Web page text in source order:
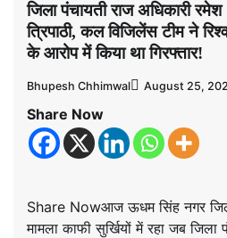
जिला पंचायती राज अधिकारी रमेश
त्रिपाठी, कल विजिलेंस टीम ने
के आरोप में किया था गिरफ्तार!
Bhupesh Chhimwal August 25,
Share Now
Share Nowआज ऊधम सिंह नगर
मामला काफी सुर्खियों में रहा जब जिला